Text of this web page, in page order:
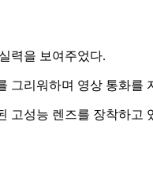
력을 보여주었다.
그리워하며 영상 통화를
고성능 렌즈를 장착하고